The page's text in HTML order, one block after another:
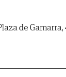
de Gamarra,